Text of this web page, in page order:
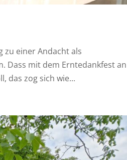
zu einer Andacht als
Dass mit dem Erntedankfest an
das zog sich wie...